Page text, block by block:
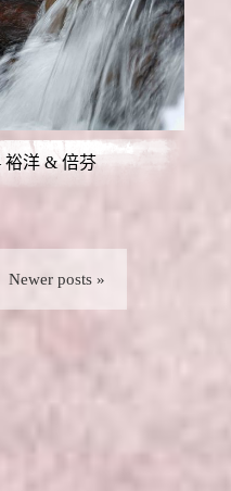
裕洋 & 倍芬
Newer posts »